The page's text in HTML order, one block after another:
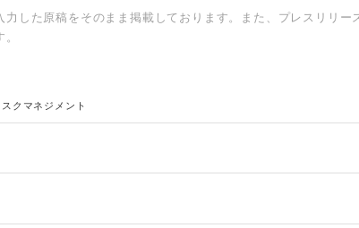
した原稿をそのまま掲載しております。また、プレスリリー
クマネジメント
Japanese